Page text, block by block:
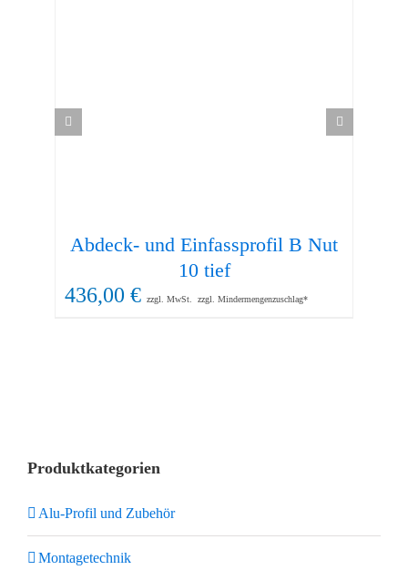
Abdeck- und Einfassprofil B Nut
10 tief
436,00 € zzgl. MwSt. zzgl. Mindermengenzuschlag*
Produktkategorien
Alu-Profil und Zubehör
Montagetechnik